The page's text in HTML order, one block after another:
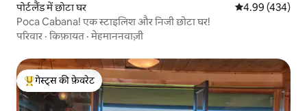
पोर्टलैंड में छोटा घर औसत रेटिंग 5 में से
4.99 (434)
Poca Cabana! एक स्टाइलिश और निजी छोटा घर!
परिवार ·किफ़ायत ·मेहमाननवाज़ी
गेस्ट्स का टॉप फ़ेवरेट
गेस्ट्स की फ़ेवरेट